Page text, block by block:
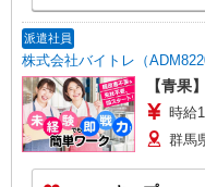
派遣社員
株式会社バイトレ（
【青果
時給
群馬